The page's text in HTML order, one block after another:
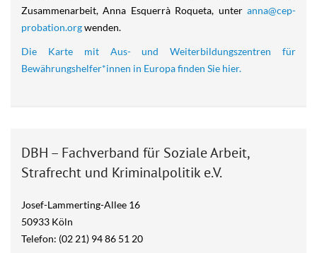
Zusammenarbeit, Anna Esquerrà Roqueta, unter anna@cep-
probation.orgwenden.
Die Karte mit Aus- und Weiterbildungszentren für
Bewährungshelfer*innen in Europa finden Sie hier.
DBH – Fachverband für Soziale Arbeit,
Strafrecht und Kriminalpolitik e.V.
Josef-Lammerting-Allee 16
50933 Köln
Telefon: (02 21) 94 86 51 20